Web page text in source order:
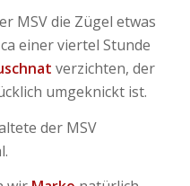
MSV die Zügel etwas
einer viertel Stunde
verzichten, der
umgeknickt ist.
der MSV